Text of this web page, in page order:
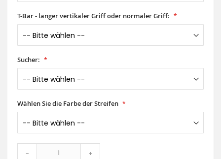
T-Bar - langer vertikaler Griff oder normaler Griff:
Sucher:
Wählen Sie die Farbe der Streifen
- +